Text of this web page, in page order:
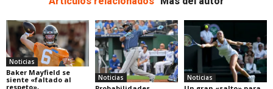
Noticias
Baker Mayfield se
siente «faltado al
respeto»,
Noticias Noticias